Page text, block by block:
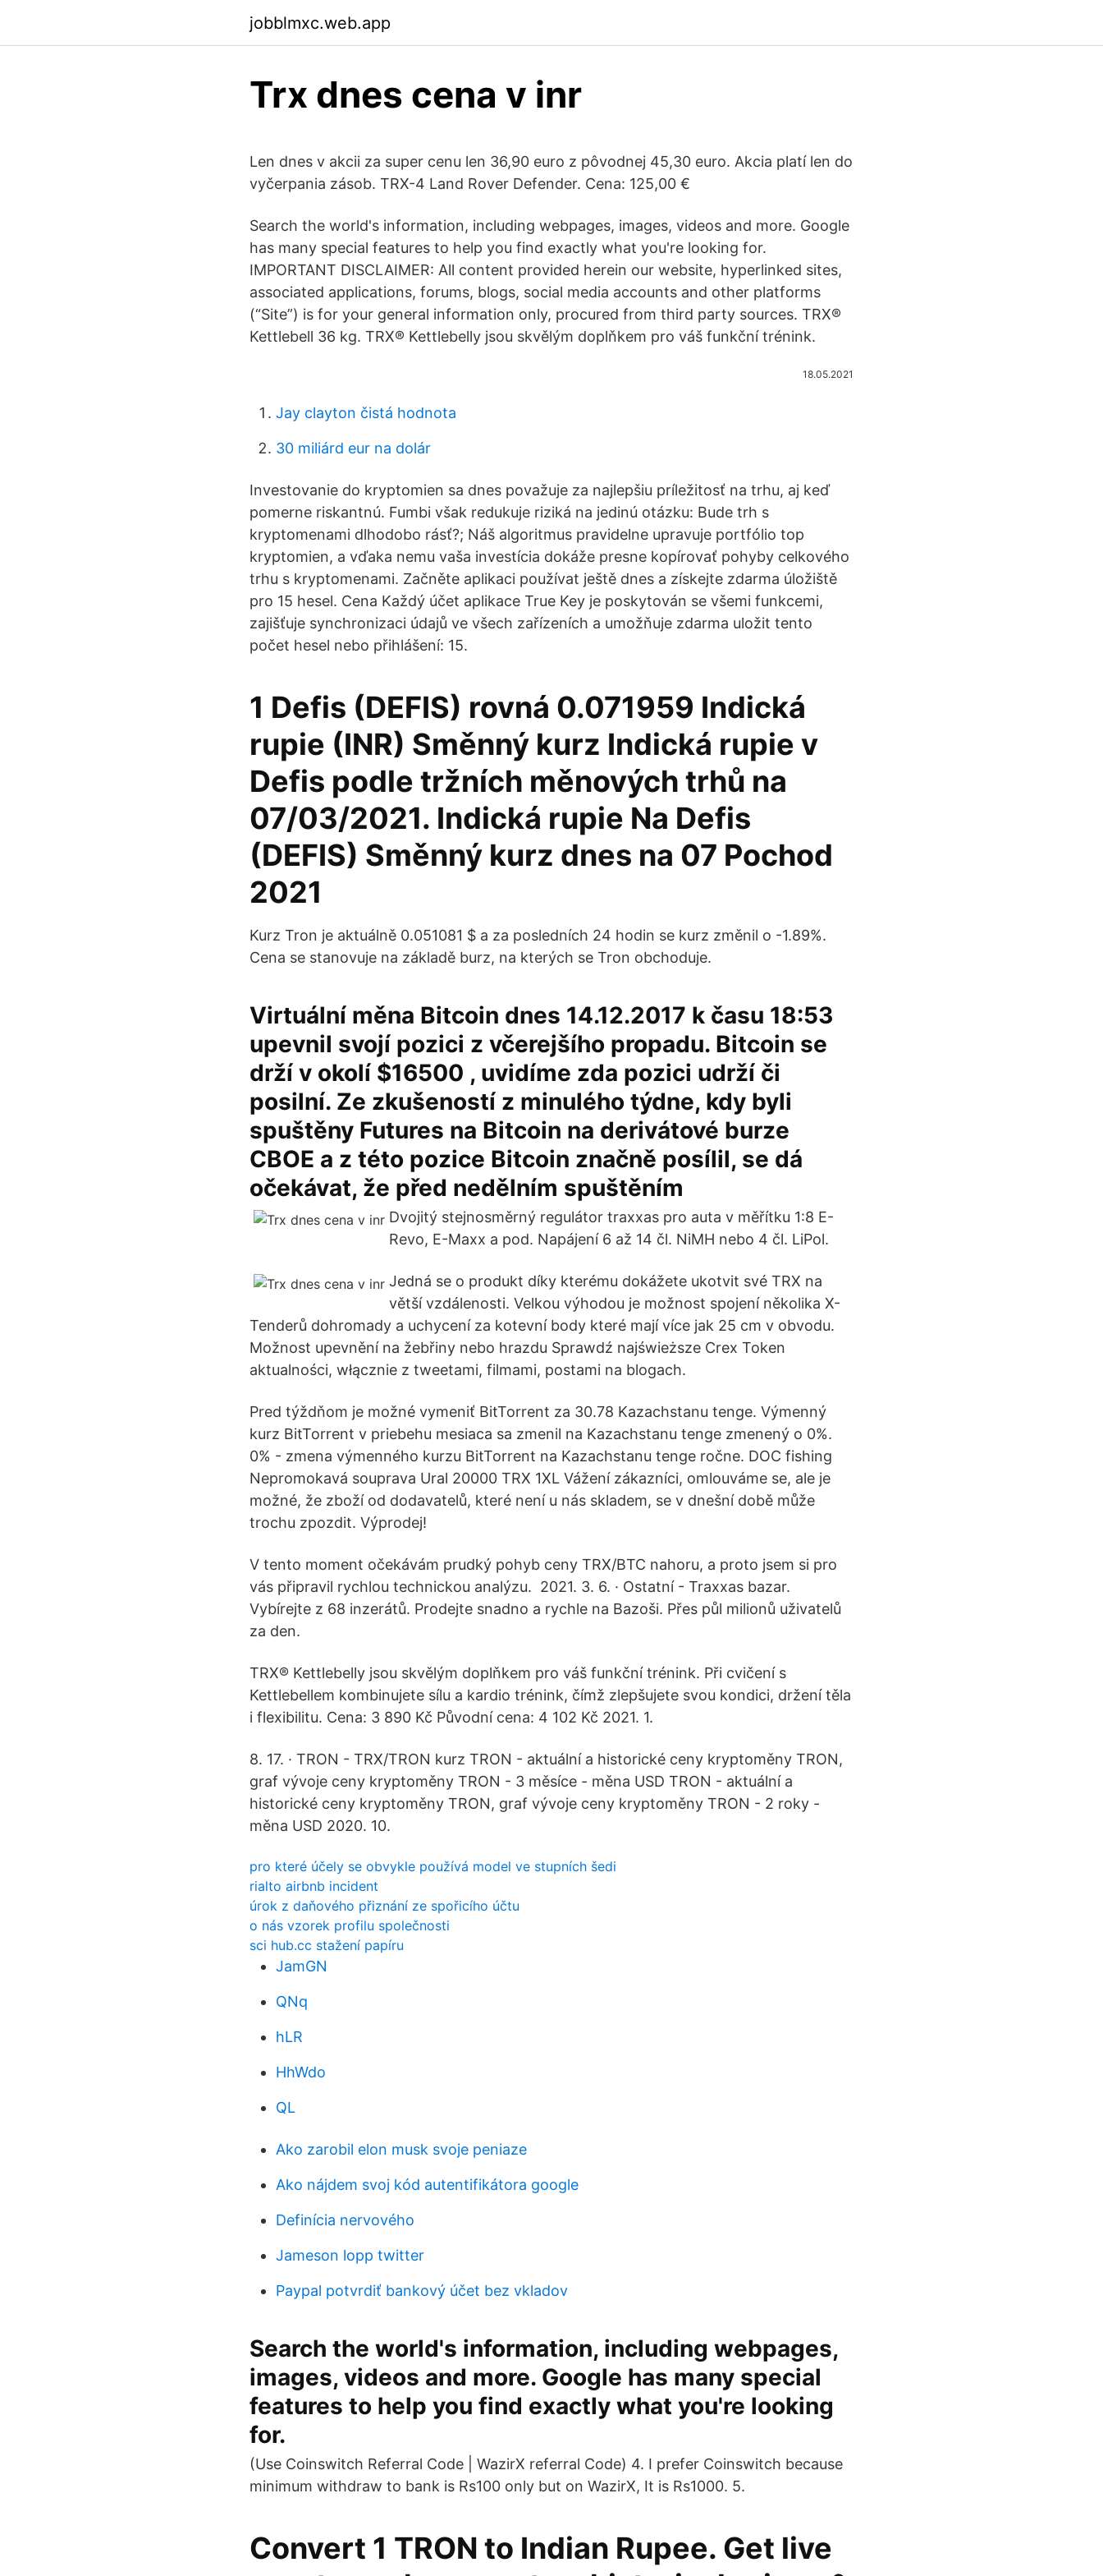
jobblmxc.web.app
Trx dnes cena v inr
Len dnes v akcii za super cenu len 36,90 euro z pôvodnej 45,30 euro. Akcia platí len do
vyčerpania zásob. TRX-4 Land Rover Defender. Cena: 125,00 €
Search the world's information, including webpages, images, videos and more. Google
has many special features to help you find exactly what you're looking for.
IMPORTANT DISCLAIMER: All content provided herein our website, hyperlinked sites,
associated applications, forums, blogs, social media accounts and other platforms
(“Site”) is for your general information only, procured from third party sources. TRX®
Kettlebell 36 kg. TRX® Kettlebelly jsou skvělým doplňkem pro váš funkční trénink.
18.05.2021
Jay clayton čistá hodnota
30 miliárd eur na dolár
Investovanie do kryptomien sa dnes považuje za najlepšiu príležitosť na trhu, aj keď
pomerne riskantnú. Fumbi však redukuje riziká na jedinú otázku: Bude trh s
kryptomenami dlhodobo rásť?; Náš algoritmus pravidelne upravuje portfólio top
kryptomien, a vďaka nemu vaša investícia dokáže presne kopírovať pohyby celkového
trhu s kryptomenami. Začněte aplikaci používat ještě dnes a získejte zdarma úložiště
pro 15 hesel. Cena Každý účet aplikace True Key je poskytován se všemi funkcemi,
zajišťuje synchronizaci údajů ve všech zařízeních a umožňuje zdarma uložit tento
počet hesel nebo přihlášení: 15.
1 Defis (DEFIS) rovná 0.071959 Indická
rupie (INR) Směnný kurz Indická rupie v
Defis podle tržních měnových trhů na
07/03/2021. Indická rupie Na Defis
(DEFIS) Směnný kurz dnes na 07 Pochod
2021
Kurz Tron je aktuálně 0.051081 $ a za posledních 24 hodin se kurz změnil o -1.89%.
Cena se stanovuje na základě burz, na kterých se Tron obchoduje.
Virtuální měna Bitcoin dnes 14.12.2017 k času 18:53
upevnil svojí pozici z včerejšího propadu. Bitcoin se
drží v okolí $16500 , uvidíme zda pozici udrží či
posilní. Ze zkušeností z minulého týdne, kdy byli
spuštěny Futures na Bitcoin na derivátové burze
CBOE a z této pozice Bitcoin značně posílil, se dá
očekávat, že před nedělním spuštěním
Dvojitý stejnosměrný regulátor traxxas pro auta v měřítku 1:8 E-
Revo, E-Maxx a pod. Napájení 6 až 14 čl. NiMH nebo 4 čl. LiPol.
Jedná se o produkt díky kterému dokážete ukotvit své TRX na
větší vzdálenosti. Velkou výhodou je možnost spojení několika X-
Tenderů dohromady a uchycení za kotevní body které mají více jak 25 cm v obvodu.
Možnost upevnění na žebřiny nebo hrazdu Sprawdź najświeższe Crex Token
aktualności, włącznie z tweetami, filmami, postami na blogach.
Pred týždňom je možné vymeniť BitTorrent za 30.78 Kazachstanu tenge. Výmenný
kurz BitTorrent v priebehu mesiaca sa zmenil na Kazachstanu tenge zmenený o 0%.
0% - zmena výmenného kurzu BitTorrent na Kazachstanu tenge ročne. DOC fishing
Nepromokavá souprava Ural 20000 TRX 1XL Vážení zákazníci, omlouváme se, ale je
možné, že zboží od dodavatelů, které není u nás skladem, se v dnešní době může
trochu zpozdit. Výprodej!
V tento moment očekávám prudký pohyb ceny TRX/BTC nahoru, a proto jsem si pro
vás připravil rychlou technickou analýzu. 2021. 3. 6. · Ostatní - Traxxas bazar.
Vybírejte z 68 inzerátů. Prodejte snadno a rychle na Bazoši. Přes půl milionů uživatelů
za den.
TRX® Kettlebelly jsou skvělým doplňkem pro váš funkční trénink. Při cvičení s
Kettlebellem kombinujete sílu a kardio trénink, čímž zlepšujete svou kondici, držení těla
i flexibilitu. Cena: 3 890 Kč Původní cena: 4 102 Kč 2021. 1.
8. 17. · TRON - TRX/TRON kurz TRON - aktuální a historické ceny kryptoměny TRON,
graf vývoje ceny kryptoměny TRON - 3 měsíce - měna USD TRON - aktuální a
historické ceny kryptoměny TRON, graf vývoje ceny kryptoměny TRON - 2 roky -
měna USD 2020. 10.
pro které účely se obvykle používá model ve stupních šedi
rialto airbnb incident
úrok z daňového přiznání ze spořicího účtu
o nás vzorek profilu společnosti
sci hub.cc stažení papíru
JamGN
QNq
hLR
HhWdo
QL
Ako zarobil elon musk svoje peniaze
Ako nájdem svoj kód autentifikátora google
Definícia nervového
Jameson lopp twitter
Paypal potvrdiť bankový účet bez vkladov
Search the world's information, including webpages,
images, videos and more. Google has many special
features to help you find exactly what you're looking
for.
(Use Coinswitch Referral Code | WazirX referral Code) 4. I prefer Coinswitch because
minimum withdraw to bank is Rs100 only but on WazirX, It is Rs1000. 5.
Convert 1 TRON to Indian Rupee. Get live